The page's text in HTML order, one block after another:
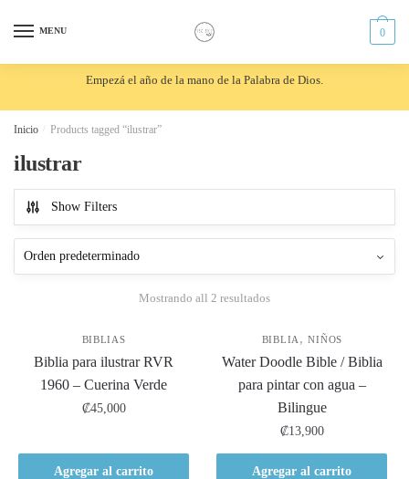
MENU 0
Empezá el año de la mano de la Palabra de Dios.
Inicio Products tagged “ilustrar”
ilustrar
Show Filters
Mostrando all 2 resultados
BIBLIAS
Biblia para ilustrar RVR
1960 – Cuerina Verde
₡45,000
Agregar al carrito
BIBLIA ,NIÑOS
Water Doodle Bible / Biblia
para pintar con agua –
Bilingue
₡13,900
Agregar al carrito